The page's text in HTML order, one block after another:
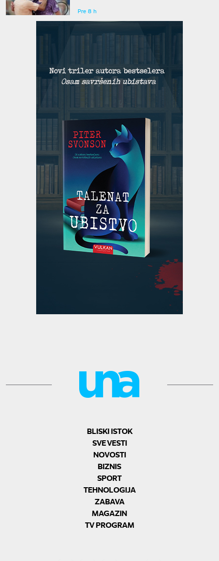
Pre 8 h
BLISKI ISTOK
SVE VESTI
NOVOSTI
BIZNIS
SPORT
TEHNOLOGIJA
ZABAVA
MAGAZIN
TV PROGRAM